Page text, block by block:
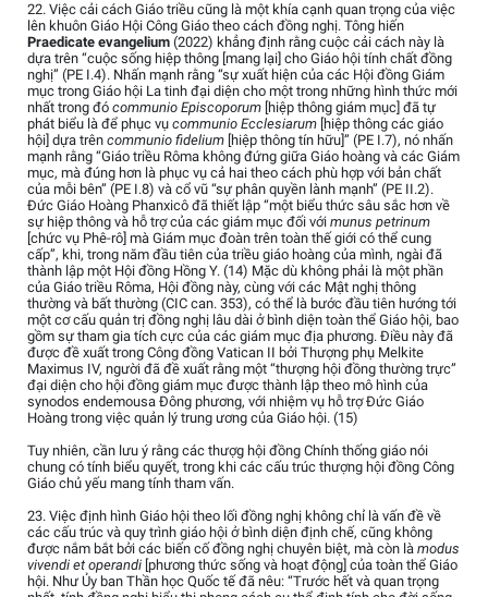
22. Việc cải cách Giáo triều cũng là một khía cạnh quan trọng của việc
lên khuôn Giáo Hội Công Giáo theo cách đồng nghị. Tông hiến
Praedicate evangelium (2022) khẳng định rằng cuộc cải cách này là
dựa trên “cuộc sống hiệp thông [mang lại] cho Giáo hội tính chất đồng
nghị” (PE I.4). Nhấn mạnh rằng “sự xuất hiện của các Hội đồng Giám
mục trong Giáo hội La tinh đại diện cho một trong những hình thức mới
nhất trong đó communio Episcoporum [hiệp thông giám mục] đã tự
phát biểu là để phục vụ communio Ecclesiarum [hiệp thông các giáo
hội] dựa trên communio fidelium [hiệp thông tín hữu]” (PE I.7), nó nhấn
mạnh rằng “Giáo triều Rôma không đứng giữa Giáo hoàng và các Giám
mục, mà đúng hơn là phục vụ cả hai theo cách phù hợp với bản chất
của mỗi bên” (PE I.8) và cổ vũ “sự phân quyền lành mạnh” (PE II.2).
Đức Giáo Hoàng Phanxicô đã thiết lập “một biểu thức sâu sắc hơn về
sự hiệp thông và hỗ trợ của các giám mục đối với munus petrinum
[chức vụ Phê-rô] mà Giám mục đoàn trên toàn thế giới có thể cung
cấp”, khi, trong năm đầu tiên của triều giáo hoàng của mình, ngài đã
thành lập một Hội đồng Hồng Y. (14) Mặc dù không phải là một phần
của Giáo triều Rôma, Hội đồng này, cùng với các Mật nghị thông
thường và bất thường (CIC can. 353), có thể là bước đầu tiên hướng tới
một cơ cấu quản trị đồng nghị lâu dài ở bình diện toàn thể Giáo hội, bao
gồm sự tham gia tích cực của các giám mục địa phương. Điều này đã
được đề xuất trong Công đồng Vatican II bởi Thượng phụ Melkite
Maximus IV, người đã đề xuất rằng một “thượng hội đồng thường trực”
đại diện cho hội đồng giám mục được thành lập theo mô hình của
synodos endemousa Đông phương, với nhiệm vụ hỗ trợ Đức Giáo
Hoàng trong việc quản lý trung ương của Giáo hội. (15)
Tuy nhiên, cần lưu ý rằng các thượg hội đồng Chính thống giáo nói
chung có tính biểu quyết, trong khi các cấu trúc thượng hội đồng Công
Giáo chủ yếu mang tính tham vấn.
23. Việc định hình Giáo hội theo lối đồng nghị không chỉ là vấn đề về
các cấu trúc và quy trình giáo hội ở bình diện định chế, cũng không
được nắm bắt bởi các biến cố đồng nghị chuyên biệt, mà còn là modus
vivendi et operandi [phương thức sống và hoạt động] của toàn thể Giáo
hội. Như Ủy ban Thần học Quốc tế đã nêu: “Trước hết và quan trọng